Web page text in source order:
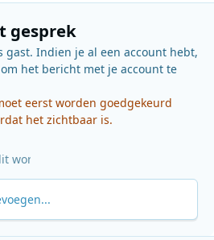
gesprek
gast. Indien je al een account hebt,
om het bericht met je account te
eerst worden goedgekeurd
het zichtbaar is.